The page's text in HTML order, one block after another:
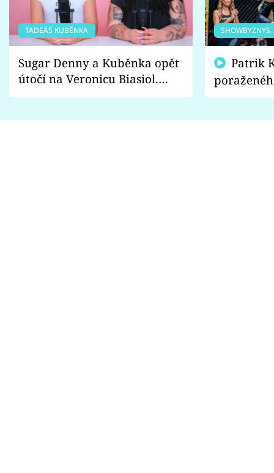
TADEÁŠ KUBĚNKA
Sugar Denny a Kuběnka opět
útočí na Veronicu Biasiol.
Proč je podle nich falešná a
SHOWBYZNYS
fanoušci